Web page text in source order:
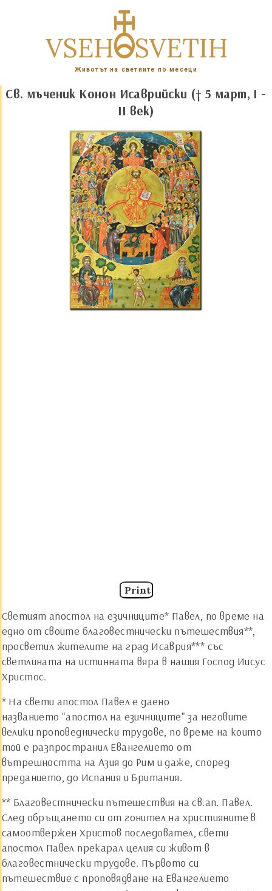
Животът на светиите по месеци
Св. мъченик Конон Исаврийски († 5 март, I -
II век)
Print
Светият апостол на езичниците* Павел, по време на
едно от своите благовестнически пътешествия**,
просветил жителите на град Исаврия*** със
светлината на истинната вяра в нашия Господ Иисус
Христос.
* На свети апостол Павел е даено
названието "апостол на езичниците" за неговите
велики проповеднически трудове, по време на които
той е разпространил Евангелието от
вътрешността на Азия до Рим и даже, според
преданието, до Испания и Британия.
** Благовестнически пътешествия на св.ап. Павел.
След обръщането си от гонител на християните в
самоотвержен Христов последовател, свети
апостол Павел прекарал целия си живот в
благовестнически трудове. Първото си
пътешествие с проповядване на Евангелието